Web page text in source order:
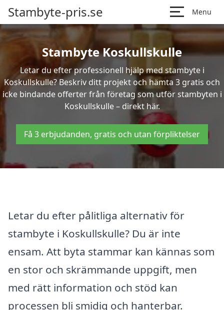
Stambyte-pris.se Menu
Stambyte Koskullskulle
Letar du efter professionell hjälp med stambyte i
Koskullskulle? Beskriv ditt projekt och hämta 3 gratis och
icke bindande offerter från företag som utför stambyten i
Koskullskulle – direkt här.
Få 3 erbjudanden, gratis och utan förpliktelser
Letar du efter pålitliga alternativ för
stambyte i Koskullskulle? Du är inte
ensam. Att byta stammar kan kännas som
en stor och skrämmande uppgift, men
med rätt information och stöd kan
processen bli smidig och hanterbar.